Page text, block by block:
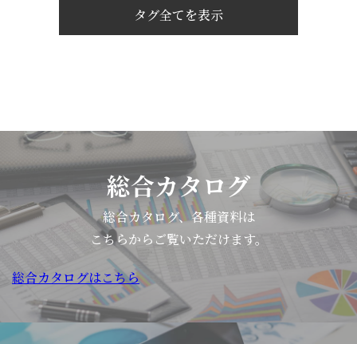
タグ全てを表示
総合カタログ
総合カタログ、各種資料は
こちらからご覧いただけます。
総合カタログはこちら